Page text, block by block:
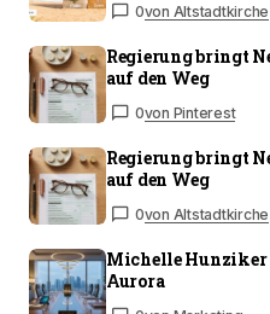
0von Altstadtkirche
Regierung bringt
auf den Weg
0von Pinterest
Regierung bringt
auf den Weg
0von Altstadtkirche
Michelle Hunziker
Aurora